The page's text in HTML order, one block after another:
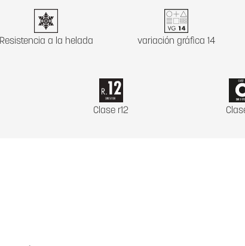
Resistencia a la helada variación gráfica 14
Clase r12